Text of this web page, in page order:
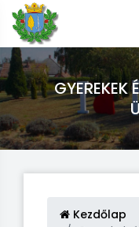
GYEREKEK
Kezdőlap